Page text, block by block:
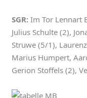
SGR:Im Tor Lennart
Julius Schulte (2),
Struwe (5/1),
Marius Humpert,
Gerion Stoffels (2),